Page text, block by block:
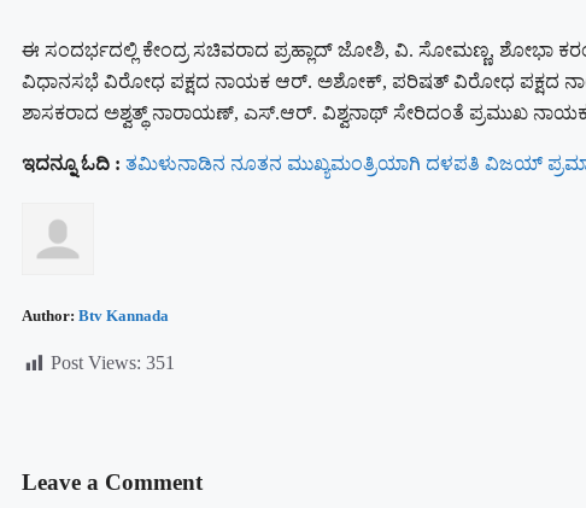
ಈ ಸಂದರ್ಭದಲ್ಲಿ ಕೇಂದ್ರ ಸಚಿವರಾದ ಪ್ರಹ್ಲಾದ್ ಜೋಶಿ, ವಿ. ಸೋಮಣ್ಣ, ಶೋಭಾ
ವಿಧಾನಸಭೆ ವಿರೋಧ ಪಕ್ಷದ ನಾಯಕ ಆರ್. ಅಶೋಕ್, ಪರಿಷತ್ ವಿರೋಧ ಪಕ್ಷದ
ಶಾಸಕರಾದ ಅಶ್ವತ್ಥ್ ನಾರಾಯಣ್, ಎಸ್.ಆರ್. ವಿಶ್ವನಾಥ್ ಸೇರಿದಂತೆ ಪ್ರಮುಖ
ಇದನ್ನೂ ಓದಿ : ತಮಿಳುನಾಡಿನ ನೂತನ ಮುಖ್ಯಮಂತ್ರಿಯಾಗಿ ದಳಪತಿ ವಿಜಯ್
Author: Btv Kannada
Post Views: 351
Leave a Comment